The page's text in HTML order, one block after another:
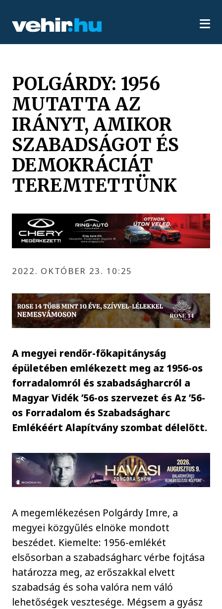
POLGÁRDY: 1956
MUTATTA AZ
IRÁNYT, AMIKOR
SZABADSÁGOT ÉS
DEMOKRÁCIÁT
TEREMTETTÜNK
2022. OKTÓBER 23. 10:25
A megyei rendőr-főkapitányság
épületében emlékezett meg az 1956-os
forradalomról és szabadságharcról a
Magyar Vidék ’56-os szervezet és Az ’56-
os Forradalom és Szabadságharc
Emlékéért Alapítvány szombat délelőtt.
A megemlékezésen Polgárdy Imre, a
megyei közgyűlés elnöke mondott
beszédet. Kiemelte: 1956-emlékét
elsősorban a szabadságharc vérbe fojtása
határozza meg, az erőszakkal elvett
szabadság és soha valóra nem váló
lehetőségek vesztesége. Mégsem a gyász